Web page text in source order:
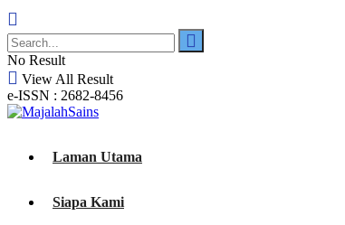
No Result
View All Result
e-ISSN : 2682-8456
Laman Utama
Siapa Kami